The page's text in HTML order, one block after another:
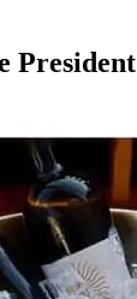
President